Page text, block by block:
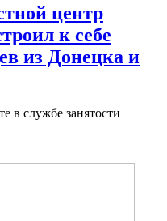
центр
к себе
из Донецка и
в службе занятости